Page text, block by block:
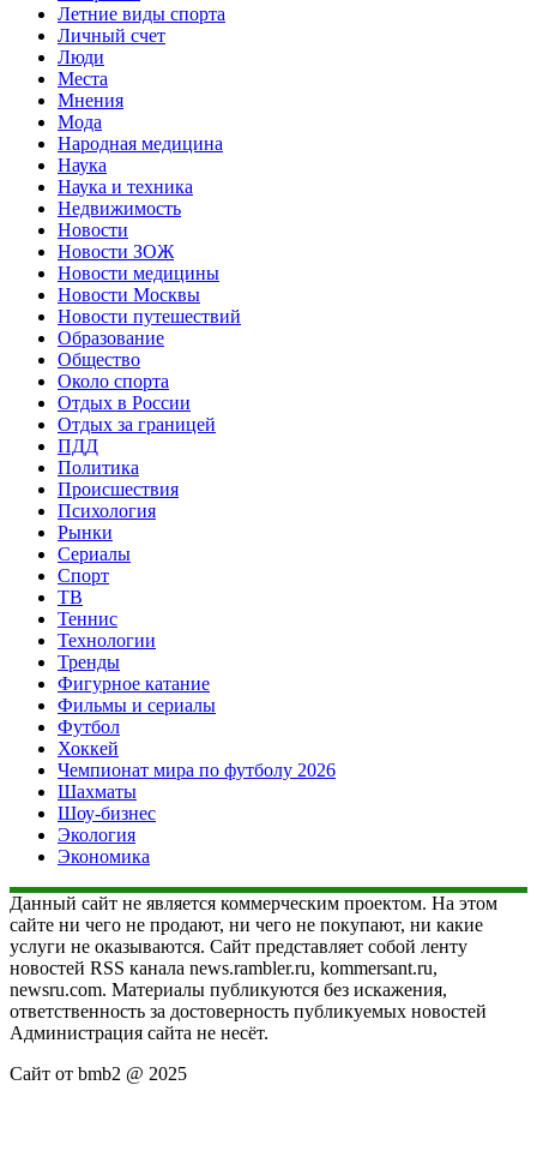
Летние виды спорта
Личный счет
Люди
Места
Мнения
Мода
Народная медицина
Наука
Наука и техника
Недвижимость
Новости
Новости ЗОЖ
Новости медицины
Новости Москвы
Новости путешествий
Образование
Общество
Около спорта
Отдых в России
Отдых за границей
ПДД
Политика
Происшествия
Психология
Рынки
Сериалы
Спорт
ТВ
Теннис
Технологии
Тренды
Фигурное катание
Фильмы и сериалы
Футбол
Хоккей
Чемпионат мира по футболу 2026
Шахматы
Шоу-бизнес
Экология
Экономика
Данный сайт не является коммерческим проектом. На этом
сайте ни чего не продают, ни чего не покупают, ни какие
услуги не оказываются. Сайт представляет собой ленту
новостей RSS канала news.rambler.ru, kommersant.ru,
newsru.com. Материалы публикуются без искажения,
ответственность за достоверность публикуемых новостей
Администрация сайта не несёт.
Сайт от bmb2 @ 2025